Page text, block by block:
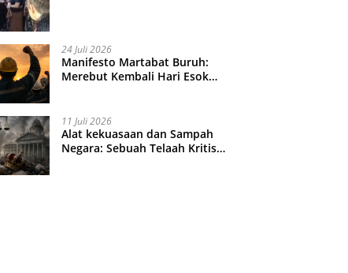
24 Juli 2026
Manifesto Martabat Buruh:
Merebut Kembali Hari Esok
11 Juli 2026
Alat kekuasaan dan Sampah
Negara: Sebuah Telaah Kritis